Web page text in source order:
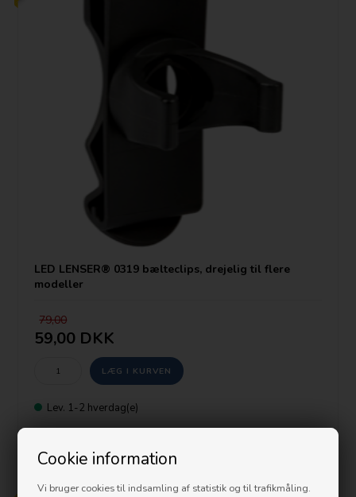
Cookie information
Vi bruger cookies til indsamling af statistik og til trafikmåling.
LED LENSER® 0319 bælteclips, drejelig til flere
modeller
79,00
59,00 DKK
Lev. 1-2 hverdag(e)
PRISGARANTI